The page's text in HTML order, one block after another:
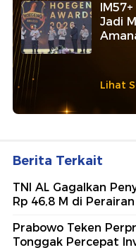
Jadi
Lihat
Berita Terkait
TNI AL Gagalkan
Rp 46,8 M di
Prabowo Teken
Tonggak Percepat